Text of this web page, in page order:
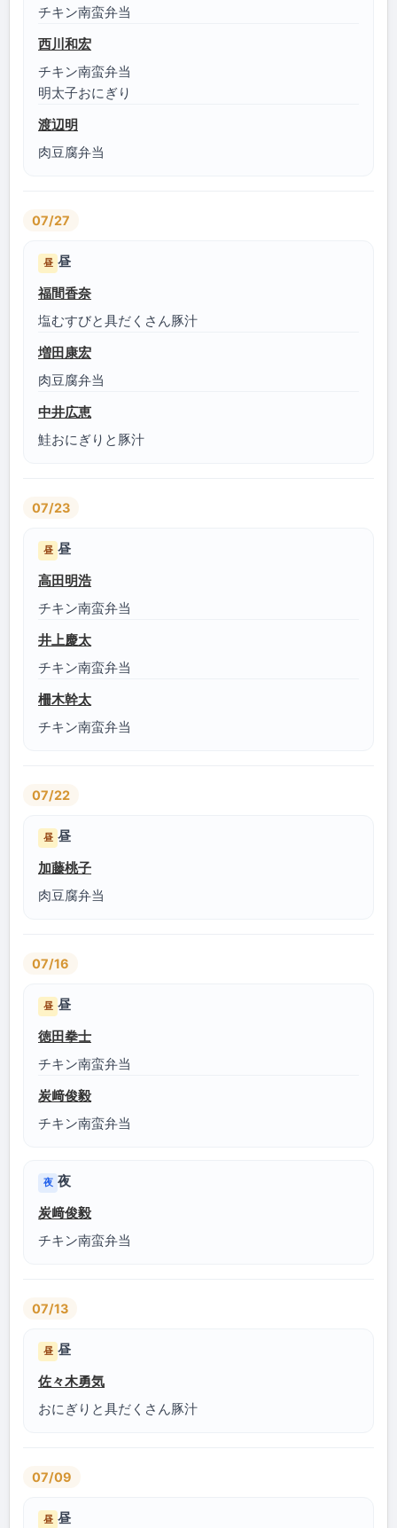
チキン南蛮弁当
西川和宏
チキン南蛮弁当
明太子おにぎり
渡辺明
肉豆腐弁当
07/27
昼 昼
福間香奈
塩むすびと具だくさん豚汁
増田康宏
肉豆腐弁当
中井広恵
鮭おにぎりと豚汁
07/23
昼 昼
高田明浩
チキン南蛮弁当
井上慶太
チキン南蛮弁当
柵木幹太
チキン南蛮弁当
07/22
昼 昼
加藤桃子
肉豆腐弁当
07/16
昼 昼
徳田拳士
チキン南蛮弁当
炭﨑俊毅
チキン南蛮弁当
夜 夜
炭﨑俊毅
チキン南蛮弁当
07/13
昼 昼
佐々木勇気
おにぎりと具だくさん豚汁
07/09
昼 昼